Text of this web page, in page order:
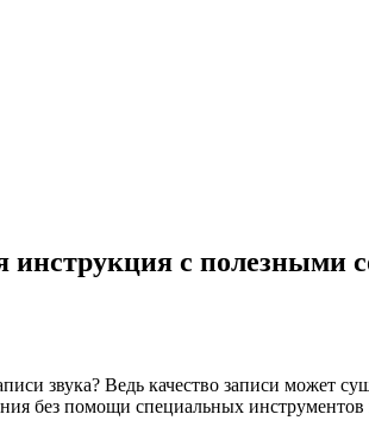
с полезными
звука? Ведь качество записи может
без помощи специальных инструментов